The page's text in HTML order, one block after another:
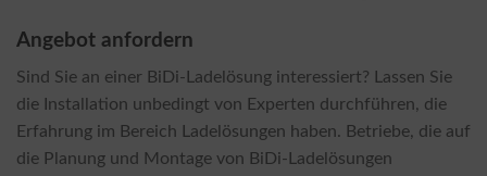
Angebot anfordern
Sind Sie an einer BiDi-Ladelösung interessiert? Lassen Sie
die Installation unbedingt von Experten durchführen, die
Erfahrung im Bereich Ladelösungen haben. Betriebe, die auf
die Planung und Montage von BiDi-Ladelösungen